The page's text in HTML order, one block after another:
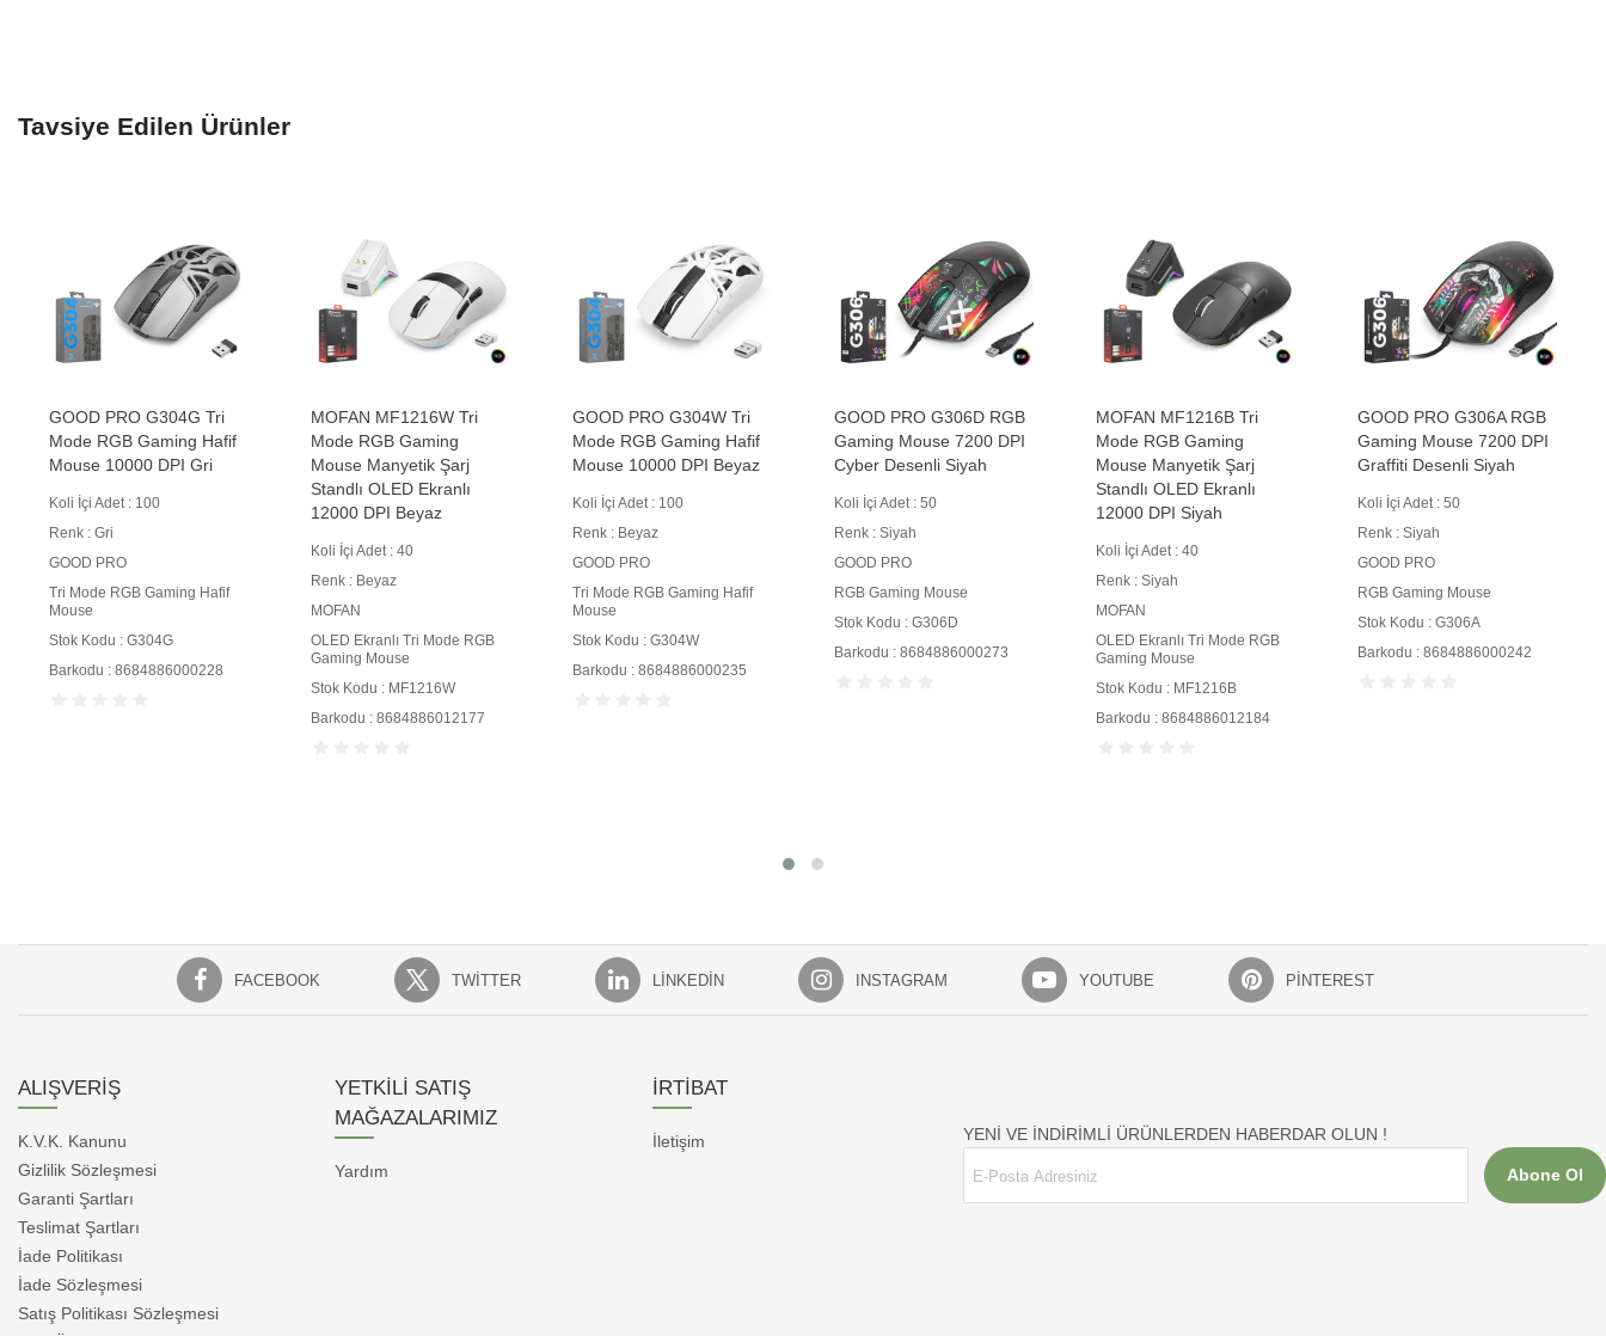
Tavsiye Edilen Ürünler
GOOD PRO G304G Tri
Mode RGB Gaming Hafif
Mouse 10000 DPI Gri
Koli İçi Adet : 100
Renk : Gri
GOOD PRO
Tri Mode RGB Gaming Hafif
Mouse
Stok Kodu : G304G
Barkodu : 8684886000228
MOFAN MF1216W Tri
Mode RGB Gaming
Mouse Manyetik Şarj
Standlı OLED Ekranlı
12000 DPI Beyaz
Koli İçi Adet : 40
Renk : Beyaz
MOFAN
OLED Ekranlı Tri Mode RGB
Gaming Mouse
Stok Kodu : MF1216W
Barkodu : 8684886012177
GOOD PRO G304W Tri
Mode RGB Gaming Hafif
Mouse 10000 DPI Beyaz
Koli İçi Adet : 100
Renk : Beyaz
GOOD PRO
Tri Mode RGB Gaming Hafif
Mouse
Stok Kodu : G304W
Barkodu : 8684886000235
GOOD PRO G306D RGB
Gaming Mouse 7200 DPI
Cyber Desenli Siyah
Koli İçi Adet : 50
Renk : Siyah
GOOD PRO
RGB Gaming Mouse
Stok Kodu : G306D
Barkodu : 8684886000273
MOFAN MF1216B Tri
Mode RGB Gaming
Mouse Manyetik Şarj
Standlı OLED Ekranlı
12000 DPI Siyah
Koli İçi Adet : 40
Renk : Siyah
MOFAN
OLED Ekranlı Tri Mode RGB
Gaming Mouse
Stok Kodu : MF1216B
Barkodu : 8684886012184
GOOD PRO G306A RGB
Gaming Mouse 7200 DPI
Graffiti Desenli Siyah
Koli İçi Adet : 50
Renk : Siyah
GOOD PRO
RGB Gaming Mouse
Stok Kodu : G306A
Barkodu : 8684886000242
FACEBOOK TWITTER LINKEDIN INSTAGRAM YOUTUBE PINTEREST
ALIŞVERİŞ
K.V.K. Kanunu
Gizlilik Sözleşmesi
Garanti Şartları
Teslimat Şartları
İade Politikası
İade Sözleşmesi
Satış Politikası Sözleşmesi
YETKİLİ SATIŞ
MAĞAZALARIMIZ
Yardım
İRTİBAT
İletişim YENİ VE İNDİRİMLİ ÜRÜNLERDEN HABERDAR OLUN !
Abone Ol